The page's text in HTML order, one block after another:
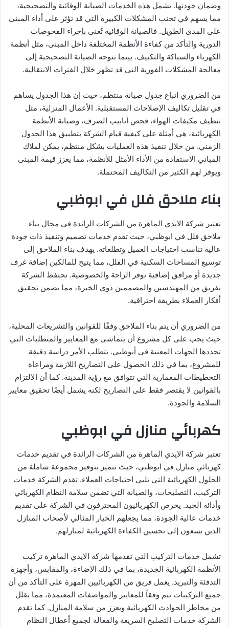
وضمان جودتها. تشمل هذه الخدمات الصيانة الوقائية والتصحيحية،
مما يسهم في تجنب المشكلات الكبيرة التي قد تؤثر على أداء المبنى
على المدى الطويل. فالصيانة الوقائية تُعنى بإجراء الفحوصات
الدورية والتأكد من كفاءة الأنظمة المختلفة داخل المبنى، مثل أنظمة
الكهرباء والسباكة والتكييف. بينما تتوجه الصيانة التصحيحية إلى
معالجة المشكلات الفورية التي قد تظهر خلال الفترات الانتقالية.
من الضروري اتباع جدول صيانة منتظم، حيث إن هذا الجدول يساهم
في تقليل تكاليف الإصلاحات المستقبلية. الأعمال المنزلية، مثل
تنظيف مكيفات الهواء، فحص أنابيب الصرف، وصيانة الأنظمة
الكهربائية، هي أمثلة على كيفية قيام الشركة بتطبيق هذا الجدول
الزمني. من خلال تنفيذ هذه العمليات بشكل منتظم، يمكن لملاك
المباني الاستفادة من الأداء الأمثل للأنظمة، مما يعزز قيمة المبنى
ويوفر لهم الكثير من التكاليف المحتملة.
بناء ملاحق فلل في ابوظبي
تعتبر شركة الايدي الماهرة من الشركات الرائدة في مجال بناء
ملاحق فلل في ابوظبي، حيث تقدم خدمات تصميم وتنفيذ ذات جودة
عالية تناسب احتياجات العميل وتطلعاته. يهدف بناء الملاحق إلى
توسيع المساحات السكنية في الفلل، مما يتيح للمالكين إضافة غرف
جديدة أو مرافق إضافية توفر الراحة والخصوصية. تحتفظ الشركة
بفريق من المهندسين والمصممين ذوي الخبرة، مما يضمن تحقيق
أفكار العملاء بطريقة احترافية.
من الضروري أن يتم بناء الملاحق وفقًا للقوانين والتشريعات المحلية،
حيث يجب على كل مشروع أن يتماشى مع المعايير والمتطلبات التي
تحددها الجهات المعنية في أبوظبي. يتطلب الأمر دراسة دقيقة
للمشروع، بما في ذلك الحصول على التصاريح اللازمة ومراعاة
التخطيطات المعمارية التي تتوافق مع رؤية المدينة. كما أن الالتزام
بالقوانين لا يقتصر فقط على التصاريح لكنه يشمل أيضًا تحقيق معايير
السلامة والجودة.
كهربائي منازل في ابوظبي
تعتبر شركة الايدي الماهرة من الشركات الرائدة في تقديم خدمات
كهربائي منازل في ابوظبي، حيث تتميز بتوفير مجموعة شاملة من
الحلول الكهربائية التي تلبي احتياجات العملاء. تقدم الشركة خدمات
التركيب، التصليحات، والصيانة التي تضمن سلامة النظام الكهربائي
وأدائه الجيد. يحرص الكهربائيون المحترفون في الشركة على تقديم
خدمات عالية الجودة، مما يجعلهم الخيار المثالي لأصحاب المنازل
الذين يسعون إلى تحسين الكفاءة الكهربائية لمنازلهم.
تشمل خدمات التركيب التي تقدمها شركة الايدي الماهرة تركيب
الأنظمة الكهربائية الجديدة، بما في ذلك الإضاءة، والمقابس، وأجهزة
التدفئة والتبريد. يعمل فريق من الكهربائيين المهرة على التأكد من أن
جميع التركيبات تتم وفقاً للمعايير والمواصفات المعتمدة، مما يقلل
من مخاطر الحوادث الكهربائية ويعزز من سلامة المنازل. كما تقدم
الشركة خدمات التصليح السريعة والفعالة لجميع أعطال النظام